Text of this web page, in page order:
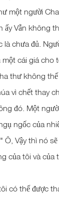
một người
ấy Vẫn không
là chưa đủ.
một cái giá
thư không thế
vì chết thay
đó. Một
ngốc của
Ô, Vậy thì nó
của tôi và của
có thế được